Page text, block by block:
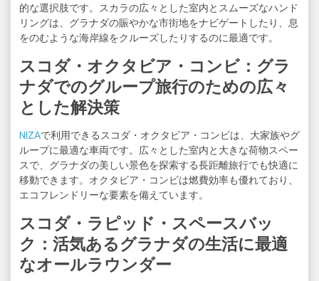
的な選択肢です。スカラの広々とした室内とスムーズなハンド
リングは、グラナダの賑やかな市街地をナビゲートしたり、息
をのむような海岸線をクルーズしたりするのに最適です。
スコダ・オクタビア・コンビ：グラ
ナダでのグループ旅行のための広々
とした解決策
NIZAで利用できるスコダ・オクタビア・コンビは、大家族やグ
ループに最適な車両です。広々とした室内と大きな荷物スペー
スで、グラナダの美しい景色を探索する長距離旅行でも快適に
移動できます。オクタビア・コンビは燃費効率も優れており、
エコフレンドリーな要素を備えています。
スコダ・ラピッド・スペースバッ
ク：活気あるグラナダの生活に最適
なオールラウンダー